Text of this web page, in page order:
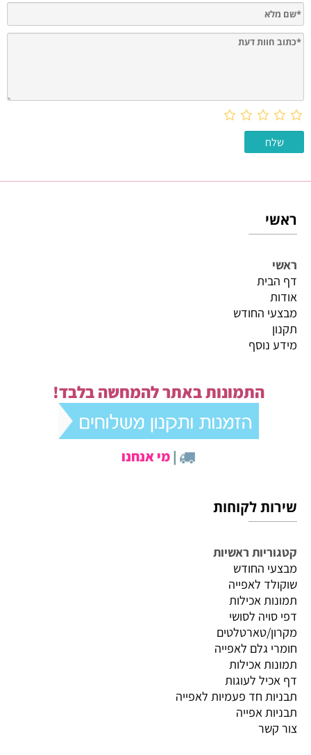
ראשי
ראשי
דף הבית
אודות
מבצעי החודש
תקנון
מידע נוסף
התמונות באתר להמחשה בלבד!
|מי אנחנו
שירות לקוחות
קטגוריות ראשיות
מבצעי החודש
שוקולד לאפייה
תמונות אכילות
דפי סויה לסושי
מקרון/טארטלטים
חומרי גלם לאפייה
תמונות אכילות
דף אכיל לעוגות
תבניות חד פעמיות לאפייה
תבניות אפייה
צור קשר